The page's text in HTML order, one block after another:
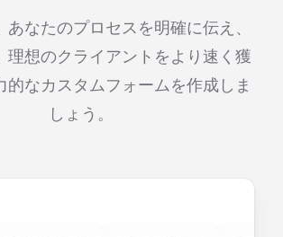
あなたのプロセスを明確に伝え、
理想のクライアントをより速く獲
的なカスタムフォームを作成しま
しょう。